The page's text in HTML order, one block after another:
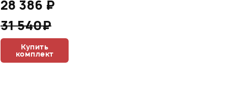
28 386 ₽
31 540₽
Купить
комплект